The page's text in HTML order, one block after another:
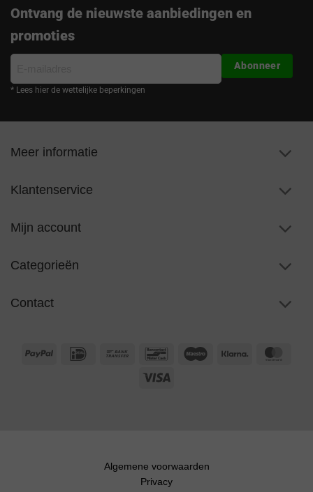
Ontvang de nieuwste aanbiedingen en
promoties
mailadres
* Lees hier de wettelijke beperkingen
Abonneer
Meer informatie
Klantenservice
Mijn account
Categorieën
Contact
PayPal IDeal
Bank
BancontactMaestro Klarna
Algemene voorwaarden
Privacy